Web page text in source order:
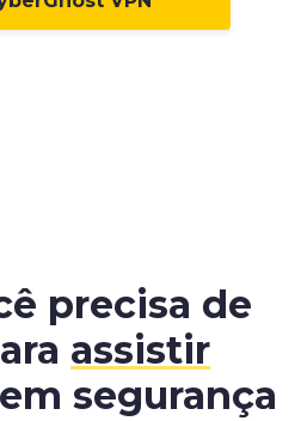
precisa de
assistir
em segurança